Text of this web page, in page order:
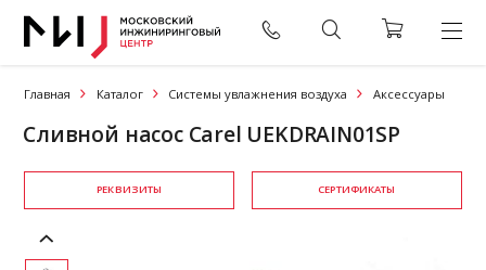
Главная Каталог Системы увлажнения воздуха Аксессуары
Сливной насос Carel UEKDRAIN01SP
РЕКВИЗИТЫ СЕРТИФИКАТЫ